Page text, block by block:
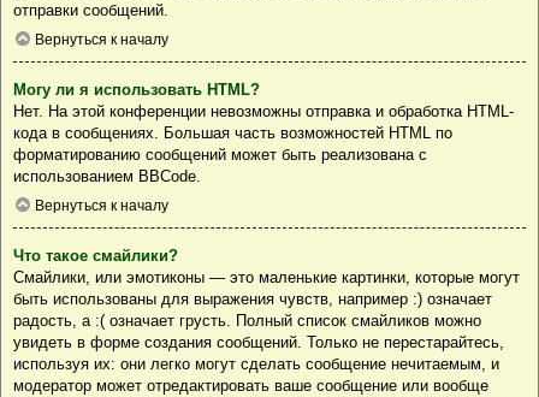
отправки сообщений.
Вернуться к началу
Могу ли я использовать HTML?
Нет. На этой конференции невозможны отправка и обработка HTML-
кода в сообщениях. Большая часть возможностей HTML по
форматированию сообщений может быть реализована с
использованием BBCode.
Вернуться к началу
Что такое смайлики?
Смайлики, или эмотиконы — это маленькие картинки, которые могут
быть использованы для выражения чувств, например :) означает
радость, а :( означает грусть. Полный список смайликов можно
увидеть в форме создания сообщений. Только не перестарайтесь,
используя их: они легко могут сделать сообщение нечитаемым, и
модератор может отредактировать ваше сообщение или вообще